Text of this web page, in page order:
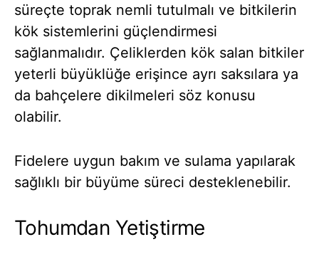
süreçte toprak nemli tutulmalı ve bitkilerin
kök sistemlerini güçlendirmesi
sağlanmalıdır. Çeliklerden kök salan bitkiler
yeterli büyüklüğe erişince ayrı saksılara ya
da bahçelere dikilmeleri söz konusu
olabilir.
Fidelere uygun bakım ve sulama yapılarak
sağlıklı bir büyüme süreci desteklenebilir.
Tohumdan Yetiştirme